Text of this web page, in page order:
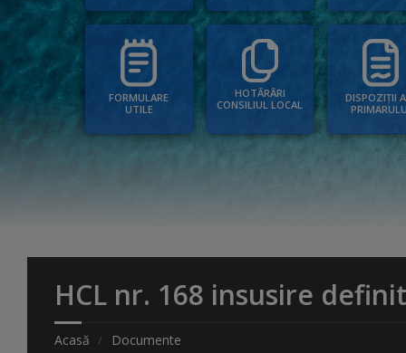
FORMULARE
UTILE
HOTĂRÂRI
CONSILIUL LOCAL
DISPOZIȚII
HCL nr. 168 insusire
Acasă Documente